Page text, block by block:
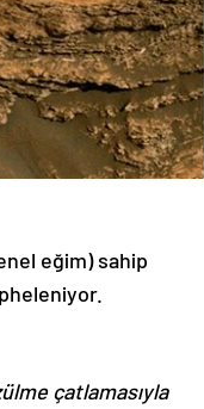
eğim) sahip
çatlamasıyla